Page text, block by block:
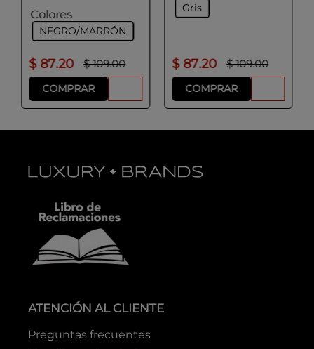
Colores
NEGRO/MARRÓN
$ 87.20 $ 109.00
COMPRAR
Gris
$ 87.20 $ 109.00
COMPRAR
ATENCIÓN AL CLIENTE
Preguntas frecuentes